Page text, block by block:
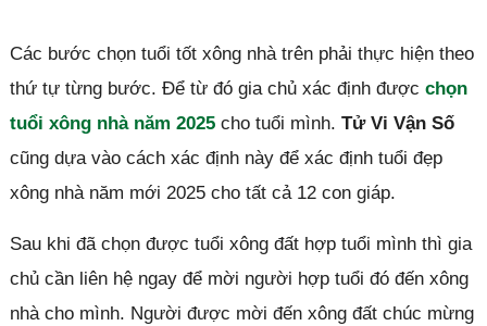
Các bước chọn tuổi tốt xông nhà trên phải thực hiện theo
thứ tự từng bước. Để từ đó gia chủ xác định được chọn
tuổi xông nhà năm 2025cho tuổi mình. Tử Vi Vận Số
cũng dựa vào cách xác định này để xác định tuổi đẹp
xông nhà năm mới 2025 cho tất cả 12 con giáp.
Sau khi đã chọn được tuổi xông đất hợp tuổi mình thì gia
chủ cần liên hệ ngay để mời người hợp tuổi đó đến xông
nhà cho mình. Người được mời đến xông đất chúc mừng